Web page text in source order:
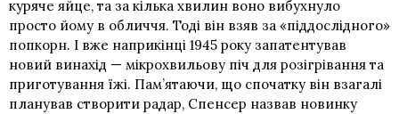
куряче яйце, та за кілька хвилин воно вибухнуло
просто йому в обличчя. Тоді він взяв за «піддослідного»
попкорн. І вже наприкінці 1945 року запатентував
новий винахід — мікрохвильову піч для розігрівання та
приготування їжі. Пам’ятаючи, що спочатку він взагалі
планував створити радар, Спенсер назвав новинку